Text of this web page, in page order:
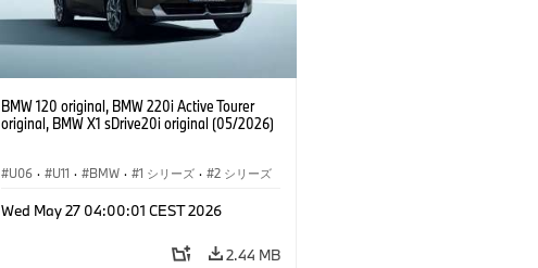
BMW 120 original, BMW 220i Active Tourer
original, BMW X1 sDrive20i original (05/2026)
U06 · U11 · BMW · 1 シリーズ ·
2 シリーズ
Wed May 27 04:00:01 CEST 2026
2.44 MB